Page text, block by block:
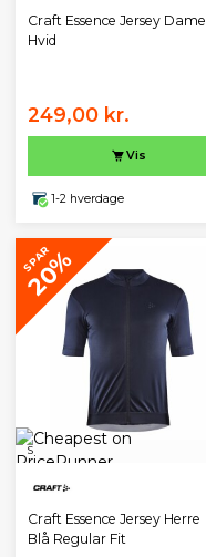
Craft Essence Jersey Dame
Hvid
249,00 kr.
Vis
1-2 hverdage
SPAR
20%
S
Craft Essence Jersey Herre
Blå Regular Fit